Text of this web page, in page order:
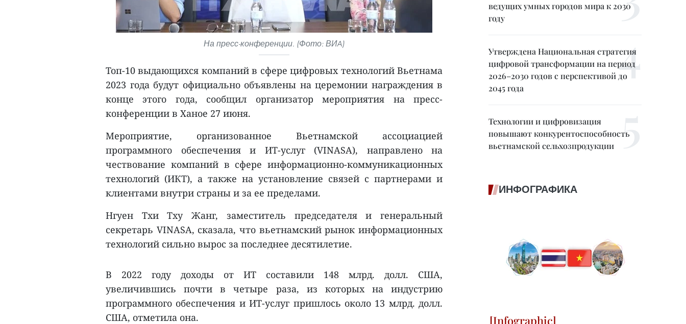
На пресс-конференции. (Фото: ВИA)
Топ-10 выдающихся компаний в сфере цифровых технологий Вьетнама
2023 года будут официально объявлены на церемонии награждения в
конце этого года, сообщил организатор мероприятия на пресс-
конференции в Ханое 27 июня.
Мероприятие, организованное Вьетнамской ассоциацией
программного обеспечения и ИТ-услуг (VINASA), направлено на
чествование компаний в сфере информационно-коммуникационных
технологий (ИКТ), а также на установление связей с партнерами и
клиентами внутри страны и за ее пределами.
Нгуен Тхи Тху Жанг, заместитель председателя и генеральный
секретарь VINASA, сказала, что вьетнамский рынок информационных
технологий сильно вырос за последнее десятилетие.
В 2022 году доходы от ИТ составили 148 млрд. долл. США,
увеличившись почти в четыре раза, из которых на индустрию
программного обеспечения и ИТ-услуг пришлось около 13 млрд. долл.
США, отметила она.
ведущих умных городов мира к 2030
году
Утверждена Национальная стратегия
цифровой трансформации на период
2026–2030 годов с перспективой до
2045 года
Технологии и цифровизация
повышают конкурентоспособность
вьетнамской сельхозпродукции
ИНФОГРАФИКА